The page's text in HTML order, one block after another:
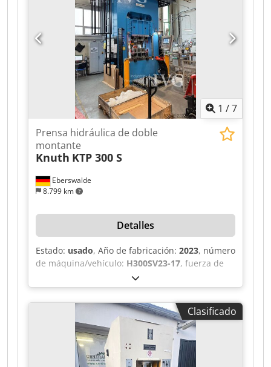
Dimensiones del pistón (ancho x profundidad):
830 x 630 mm Diámetro del agujero/diámetro del
vástago del pistón: 50 mm Dimensiones de la
máquina (ancho x profundidad x altura): 2120 x
1565 x 4000 mm Capacidad de aceite: 650 litros
Velocidad de avance rápido o velocidad de
aproximación: 400 mm/s Control mediante
pantalla, tipo CNC50 Controlador PLC: S5-95U
Disponible según acuerdo. Venta sin garantía ni
derecho de devolución.
1 /7
Eberswalde
8.799 km
Prensa hidráulica de doble
montante
Knuth KTP 300 S
Detalles
Estado: usado, Año de fabricación: 2023, número
de máquina/vehículo: H300SV23-17, fuerza de
, carrera:
mesa:1.000 mm, longitud de la mesa:1.200
mm, peso total:21.000 kg, fuerza del cojín de
, carrera del cojín de tracción:300
, Control y datos básicos • Control: PLC
SIEMENS • Fuerza de prensado / capacidad: 300 t
• Potencia del motor: 30 kW • Año de fabricación:
Clasificado